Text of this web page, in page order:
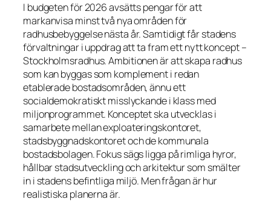
I budgeten för 2026 avsätts pengar för att
markanvisa minst två nya områden för
radhusbebyggelse nästa år. Samtidigt får stadens
förvaltningar i uppdrag att ta fram ett nytt koncept –
Stockholmsradhus. Ambitionen är att skapa radhus
som kan byggas som komplement i redan
etablerade bostadsområden, ännu ett
socialdemokratiskt misslyckande i klass med
miljonprogrammet. Konceptet ska utvecklas i
samarbete mellan exploateringskontoret,
stadsbyggnadskontoret och de kommunala
bostadsbolagen. Fokus sägs ligga på rimliga hyror,
hållbar stadsutveckling och arkitektur som smälter
in i stadens befintliga miljö. Men frågan är hur
realistiska planerna är.